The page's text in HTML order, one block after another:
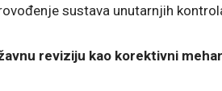
sustava unutarnjih
reviziju kao korektivni